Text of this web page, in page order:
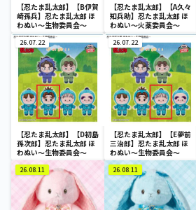
【忍たま乱太郎】【B伊賀
崎孫兵】忍たま乱太郎 ほ
わぬい～生物委員会～
【忍たま乱太郎】【A久々
知兵助】忍たま乱太郎 ほ
わぬい～火薬委員会～
26.07.22
【忍たま乱太郎】【D初島
孫次郎】忍たま乱太郎 ほ
わぬい～生物委員会～
26.07.22
【忍たま乱太郎】【E夢前
三治郎】忍たま乱太郎 ほ
わぬい～生物委員会～
26.08.11 26.08.11